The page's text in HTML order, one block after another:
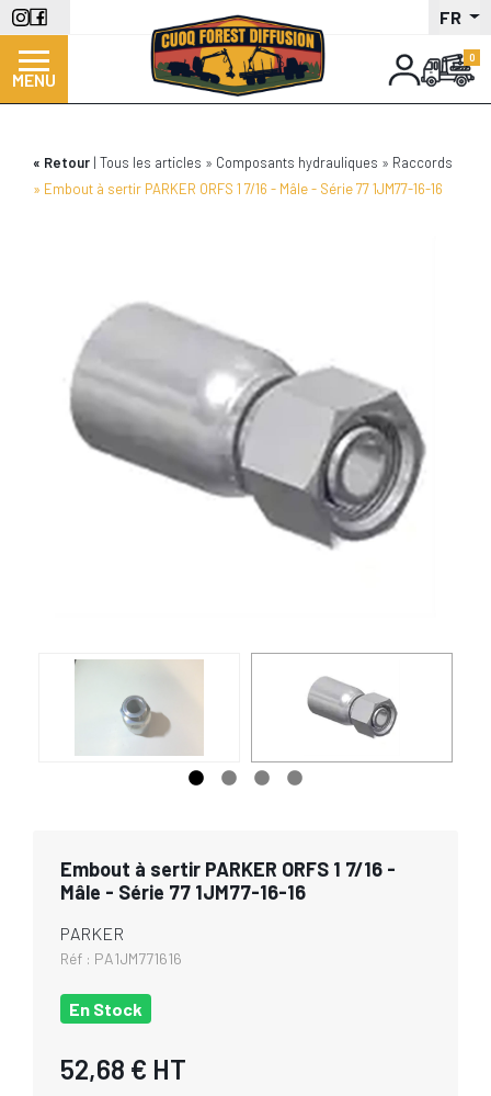
Aller
au
contenu
principal
FR
MENU
Retour Tous les articles Composants hydrauliques
Raccords
Embout à sertir PARKER ORFS 1 7/16 - Mâle - Série 77 1JM77-16-16
Embout à sertir PARKER ORFS 1 7/16 -
Mâle - Série 77 1JM77-16-16
PARKER
Réf : PA1JM771616
En Stock
52,68 € HT